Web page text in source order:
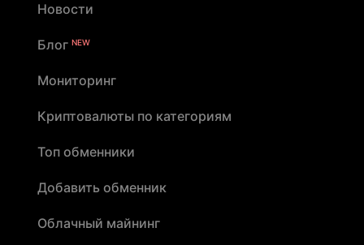
Новости
Блог NEW
Мониторинг
Криптовалюты по категориям
Топ обменники
Добавить обменник
Облачный майнинг